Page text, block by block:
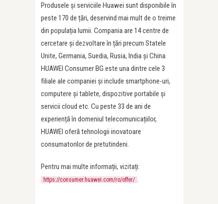
Produsele și serviciile Huawei sunt disponibile în
peste 170 de țări, deservind mai mult de o treime
din populația lumii. Compania are 14 centre de
cercetare și dezvoltare în țări precum Statele
Unite, Germania, Suedia, Rusia, India și China.
HUAWEI Consumer BG este una dintre cele 3
filiale ale companiei și include smartphone-uri,
computere și tablete, dispozitive portabile și
servicii cloud etc. Cu peste 33 de ani de
experiență în domeniul telecomunicațiilor,
HUAWEI oferă tehnologii inovatoare
consumatorilor de pretutindeni.
Pentru mai multe informații, vizitați:
https://consumer.huawei.com/ro/offer/ .